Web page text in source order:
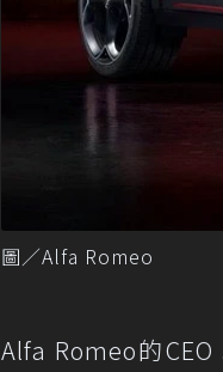
圖／Alfa Romeo
Alfa Romeo的